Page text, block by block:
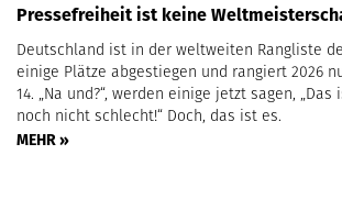
Pressefreiheit ist keine
Deutschland ist in der weltweiten Rangliste
einige Plätze abgestiegen und rangiert 2026
14. „Na und?“, werden einige jetzt sagen,
noch nicht schlecht!“ Doch, das ist es.
MEHR »